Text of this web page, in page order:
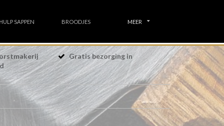
SAPPEN BROODJES MEER
Gratis bezorging in